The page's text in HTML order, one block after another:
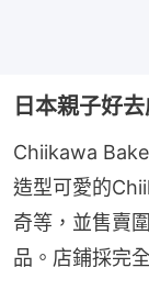
日本親子好
Chiikawa
造型可愛的
奇等，並售賣
品。店鋪採完